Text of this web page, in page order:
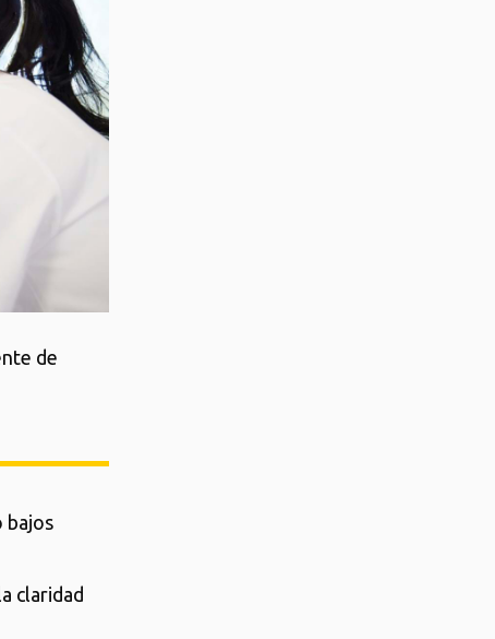
de
bajos
claridad